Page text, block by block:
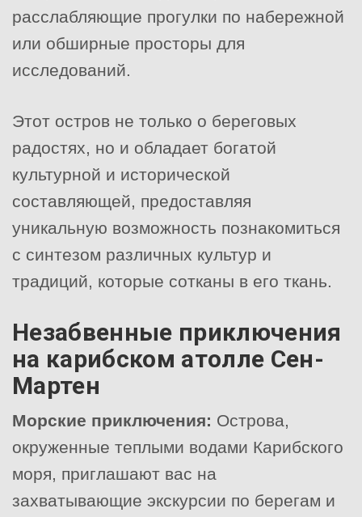
расслабляющие прогулки по набережной
или обширные просторы для
исследований.
Этот остров не только о береговых
радостях, но и обладает богатой
культурной и исторической
составляющей, предоставляя
уникальную возможность познакомиться
с синтезом различных культур и
традиций, которые сотканы в его ткань.
Незабвенные приключения
на карибском атолле Сен-
Мартен
Морские приключения: Острова,
окруженные теплыми водами Карибского
моря, приглашают вас на
захватывающие экскурсии по берегам и